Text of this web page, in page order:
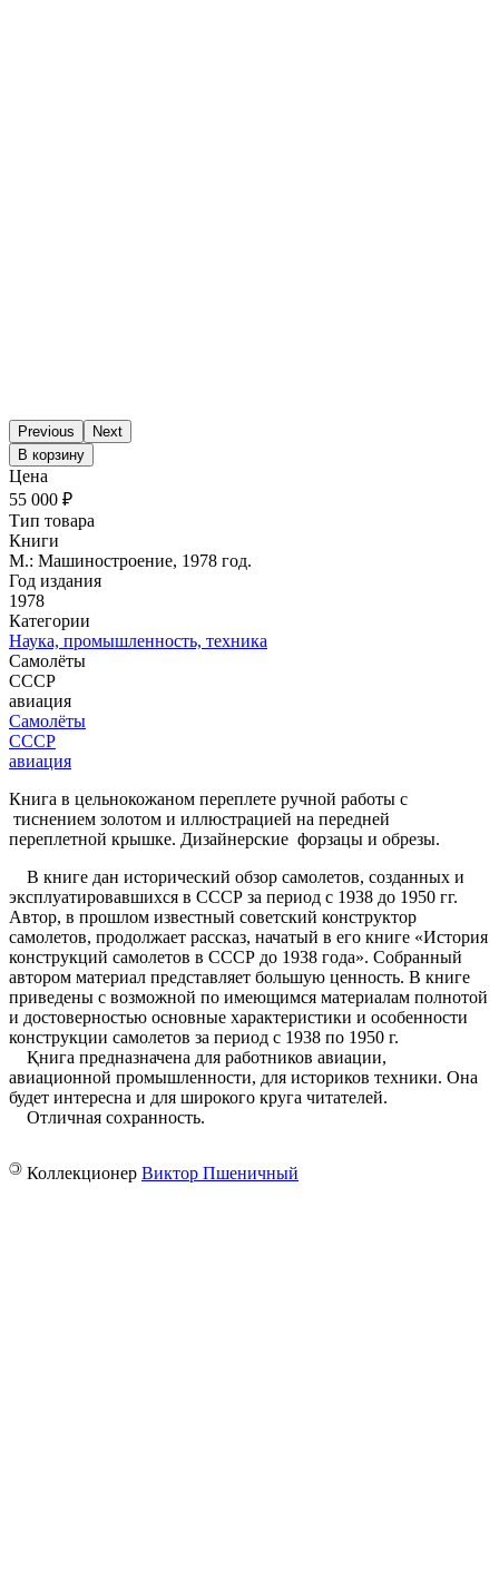
Previous
Next
В корзину
Цена
55 000 ₽
Тип товара
Книги
М.: Машиностроение, 1978 год.
Год издания
1978
Категории
Наука, промышленность, техника
Самолёты
СССР
авиация
Самолёты
СССР
авиация
Книга в цельнокожаном переплете ручной ­работы с
тиснением золотом и иллюстрацией на передней
переплетной крышке. Дизайнерские форзацы и обрезы.
В книге дан исторический обзор самолетов, созданных и
эксплуатировавшихся в СССР за период с 1938 до 1950 гг.
Автор, в прошлом известный советский конструктор
самолетов, продолжает рассказ, начатый в его книге «История
конструкций самолетов в СССР до 1938 года». Собранный
автором материал представляет большую ценность. В книге
приведены с возможной по имеющимся материалам полнотой
и достоверностью основные характеристики и особенности
конструкции самолетов за период с 1938 по 1950 г.
Қнига предназначена для работников авиации,
авиационной промышленности, для историков техники. Она
будет интересна и для широкого круга ­читателей.
Отличная сохранность.
© Коллекционер Виктор Пшеничный